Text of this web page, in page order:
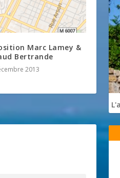
Marc Lamey &
Bertrande
2013